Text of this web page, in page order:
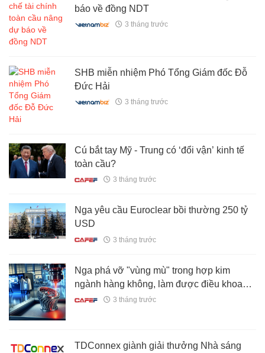
báo về đồng NDT
3 tháng trước
SHB miễn nhiệm Phó Tổng Giám đốc Đỗ
Đức Hải
3 tháng trước
Cú bắt tay Mỹ - Trung có ‘đổi vận’ kinh tế
toàn cầu?
3 tháng trước
Nga yêu cầu Euroclear bồi thường 250 tỷ
USD
3 tháng trước
Nga phá vỡ "vùng mù" trong hợp kim
ngành hàng không, làm được điều khoa
học bó tay bấy lâu
3 tháng trước
TDConnex giành giải thưởng Nhà sáng